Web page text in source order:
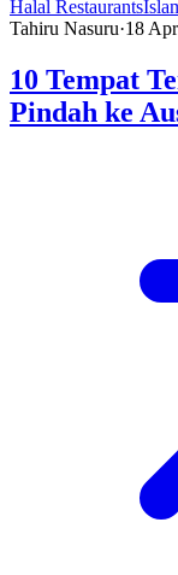
Halal Restaurants
Tahiru Nasuru·18
10 Tempat
Pindah ke